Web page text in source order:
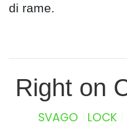
di rame.
Right on
SVAGO LOCK